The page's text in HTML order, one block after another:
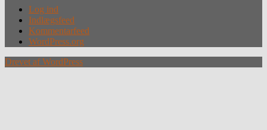
Log ind
Indlægsfeed
Kommentarfeed
WordPress.org
Drevet af WordPress